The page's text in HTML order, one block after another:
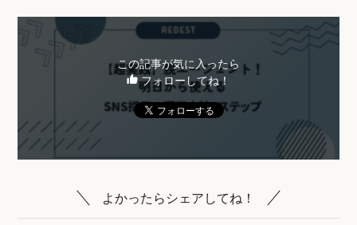
この記事が気に入ったら
フォローしてね！
よかったらシェアしてね！